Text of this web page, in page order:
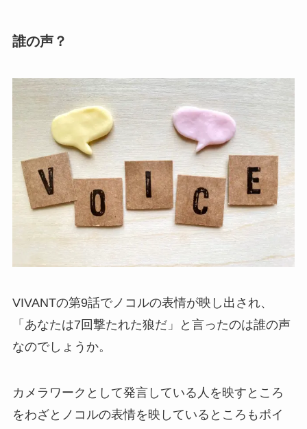
誰の声？
VIVANTの第9話でノコルの表情が映し出され、
「あなたは7回撃たれた狼だ」と言ったのは誰の声
なのでしょうか。
カメラワークとして発言している人を映すところ
をわざとノコルの表情を映しているところもポイ